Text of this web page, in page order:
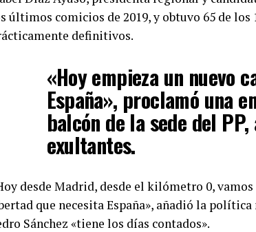
últimos comicios de 2019, y obtuvo 65 de
definitivos.
«Hoy empieza un nuevo
España», proclamó una
balcón de la sede del
exultantes.
desde Madrid, desde el kilómetro 0,
que necesita España», añadió la
Sánchez «tiene los días contados».